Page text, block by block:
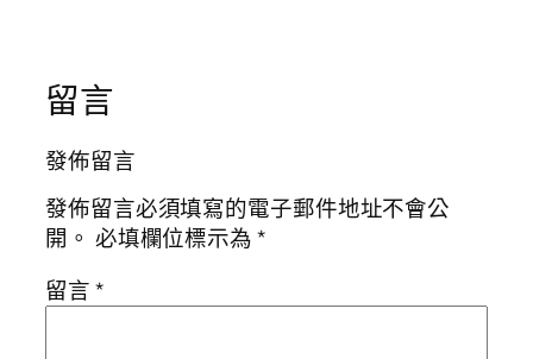
留言
發佈留言
發佈留言必須填寫的電子郵件地址不會公
開。 必填欄位標示為*
留言*